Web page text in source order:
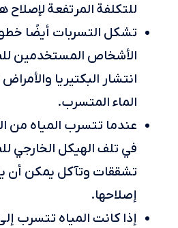
للتكلفة المرتفعة لإصلاح
تشكل التسربات أيضًا
الأشخاص المستخدمين
انتشار البكتيريا
الماء المتسرب.
عندما تتسرب المياه من
في تلف الهيكل الخارجي
تشققات وتآكل يمكن أن
إصلاحها.
إذا كانت المياه تتسرب